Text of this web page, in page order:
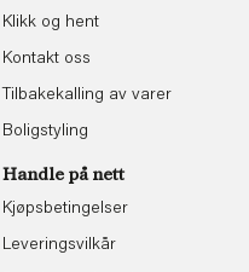
Klikk og hent
Kontakt oss
Tilbakekalling av varer
Boligstyling
Handle på nett
Kjøpsbetingelser
Leveringsvilkår